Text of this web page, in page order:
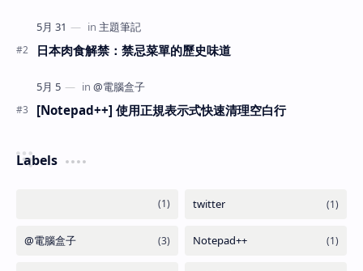
日本肉食解禁：禁忌菜單的歷史味道
[Notepad++] 使用正規表示式快速清理空白行
Labels